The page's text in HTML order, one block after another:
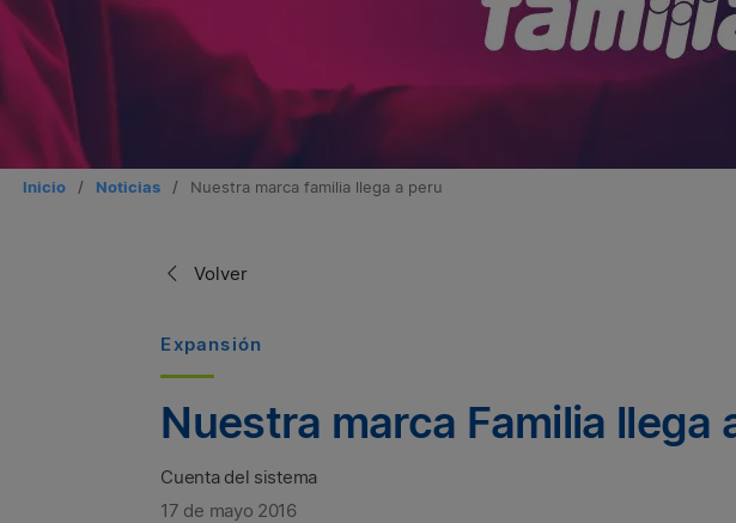
Inicio / Noticias / Nuestra marca familia llega a peru
Volver
Expansión
Nuestra marca Familia llega
Cuenta del sistema
17 de mayo 2016